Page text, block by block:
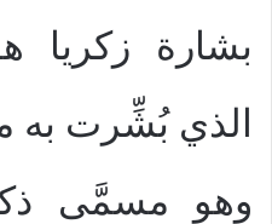
بشارة زكريا
الذي بُشِّرت به
وهو مسمَّى